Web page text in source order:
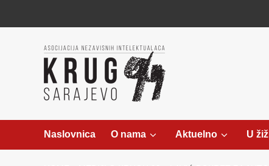
Naslovnica O nama Aktuelno U